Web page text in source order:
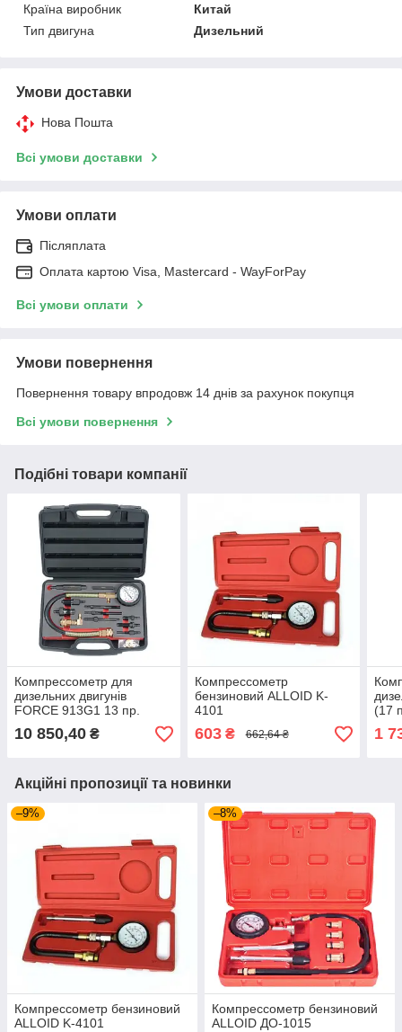
Країна виробник
Китай
Тип двигуна
Дизельний
Умови доставки
Нова Пошта
Всі умови доставки
Умови оплати
Післяплата
Оплата картою Visa, Mastercard - WayForPay
Всі умови оплати
Умови повернення
Повернення товару впродовж 14 днів за рахунок покупця
Всі умови повернення
Подібні товари компанії
Компрессометр для
дизельних двигунів
FORCE 913G1 13 пр.
10 850,40 ₴
Компрессометр
бензиновий ALLOID K-
4101
603₴ 662,64 ₴
(17
1
Акційні пропозиції та новинки
–9%
Компрессометр бензиновий
ALLOID K-4101
–8%
Компрессометр бензиновий
ALLOID ДО-1015